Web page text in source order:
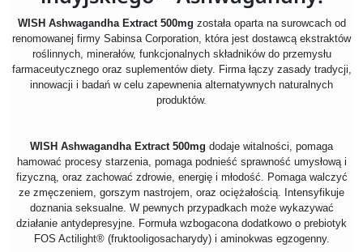
WISH Ashwagandha Extract 500mg została oparta na surowcach od
renomowanej firmy Sabinsa Corporation, która jest dostawcą ekstraktów
roślinnych, minerałów, funkcjonalnych składników do przemysłu
farmaceutycznego oraz suplementów diety. Firma łączy zasady tradycji,
innowacji i badań w celu zapewnenia alternatywnych naturalnych
produktów.
WISH Ashwagandha Extract 500mg dodaje witalności, pomaga
hamować procesy starzenia, pomaga podnieść sprawność umysłową i
fizyczną, oraz zachować zdrowie, energię i młodość. Pomaga walczyć
ze zmęczeniem, gorszym nastrojem, oraz ociężałością. Intensyfikuje
doznania seksualne. W pewnych przypadkach może wykazywać
działanie antydepresyjne. Formuła wzbogacona dodatkowo o prebiotyk
FOS Actilight® (fruktooligosacharydy) i aminokwas egzogenny.